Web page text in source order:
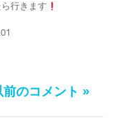
行きます
前のコメント »